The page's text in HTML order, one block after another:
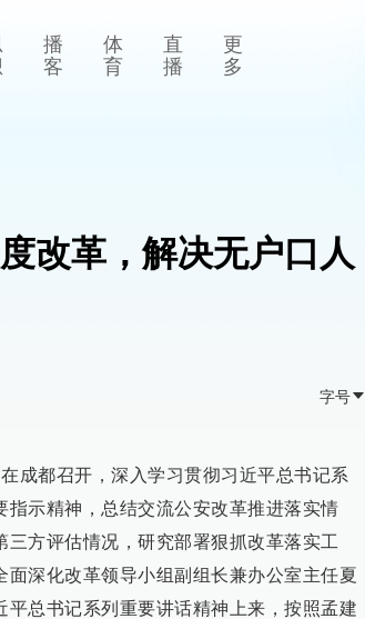
播
客
体
育
直
播
更
多
改革，解决无户口人
字号
成都召开，深入学习贯彻习近平总书记系
示精神，总结交流公安改革推进落实情
方评估情况，研究部署狠抓改革落实工
深化改革领导小组副组长兼办公室主任夏
总书记系列重要讲话精神上来，按照孟建